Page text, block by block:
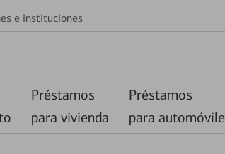
e instituciones
Préstamos
para vivienda
Préstamos
para